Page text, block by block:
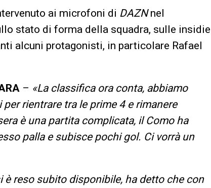
ai microfoni di DAZNnel
stato di forma della squadra, sulle insidie
alcuni protagonisti, in particolare Rafael
– «La classifica ora conta, abbiamo
rientrare tra le prime 4 e rimanere
è una partita complicata, il Como ha
palla e subisce pochi gol. Ci vorrà un
è reso subito disponibile, ha detto che con